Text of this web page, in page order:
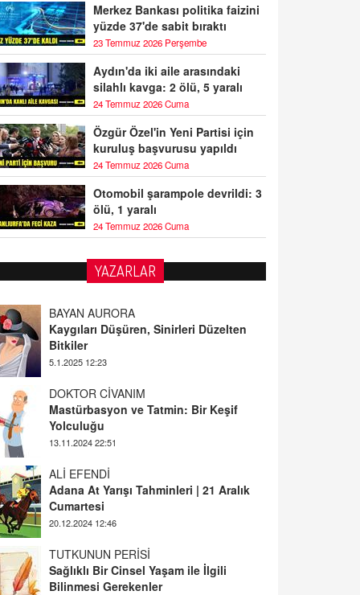
Merkez Bankası politika faizini
yüzde 37'de sabit bıraktı
23 Temmuz 2026 Perşembe
Aydın'da iki aile arasındaki
silahlı kavga: 2 ölü, 5 yaralı
24 Temmuz 2026 Cuma
Özgür Özel'in Yeni Partisi için
kuruluş başvurusu yapıldı
24 Temmuz 2026 Cuma
Otomobil şarampole devrildi: 3
ölü, 1 yaralı
24 Temmuz 2026 Cuma
YAZARLAR
BAYAN AURORA
Kaygıları Düşüren, Sinirleri Düzelten
Bitkiler
5.1.2025 12:23
DOKTOR CİVANIM
Mastürbasyon ve Tatmin: Bir Keşif
Yolculuğu
13.11.2024 22:51
ALİ EFENDİ
Adana At Yarışı Tahminleri | 21 Aralık
Cumartesi
20.12.2024 12:46
TUTKUNUN PERİSİ
Sağlıklı Bir Cinsel Yaşam ile İlgili
Bilinmesi Gerekenler